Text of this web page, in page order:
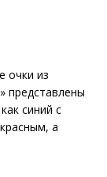
очки из
представлены
синий с
а